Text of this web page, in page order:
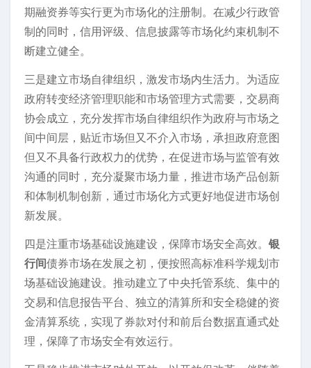
期融资券等实行更为市场化的注册制。在减少行政管
制的同时，信用评级、信息披露等市场化约束机制不
断建立健全。
三是建立市场自律组织，激发市场内生活力。为适应
政府转变经济管理职能和市场管理方式需要，交易商
协会成立，充分发挥市场自律组织作为政府与市场之
间中间层，贴近市场但又不介入市场，承担政府意图
但又不具备行政权力的优势，在促进市场与监管有效
沟通的同时，充分凝聚市场力量，推进市场产品创新
和体制机制创新，通过市场化方式更好地促进市场创
新发展。
四是注重市场基础设施建设，保障市场安全高效。 银
行间债券市场在发展之初，便按照高标准科学规划市
场基础设施建设。推动建立了中央托管系统、集中的
交易和信息报告平台、独立的清算所和安全稳健的资
金清算系统，实现了券款对付和前后台数据直通式处
理，保障了市场安全有效运行。